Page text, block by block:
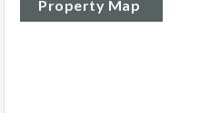
Property Map